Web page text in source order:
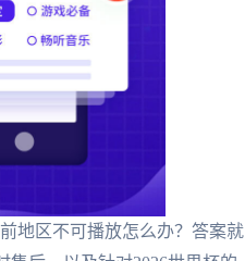
地区不可播放怎么办？答案就